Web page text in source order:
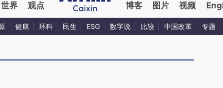
世界 观点 博客 图片 视频
健康 环科 民生 ESG 数字说 比较 中国改革 专题